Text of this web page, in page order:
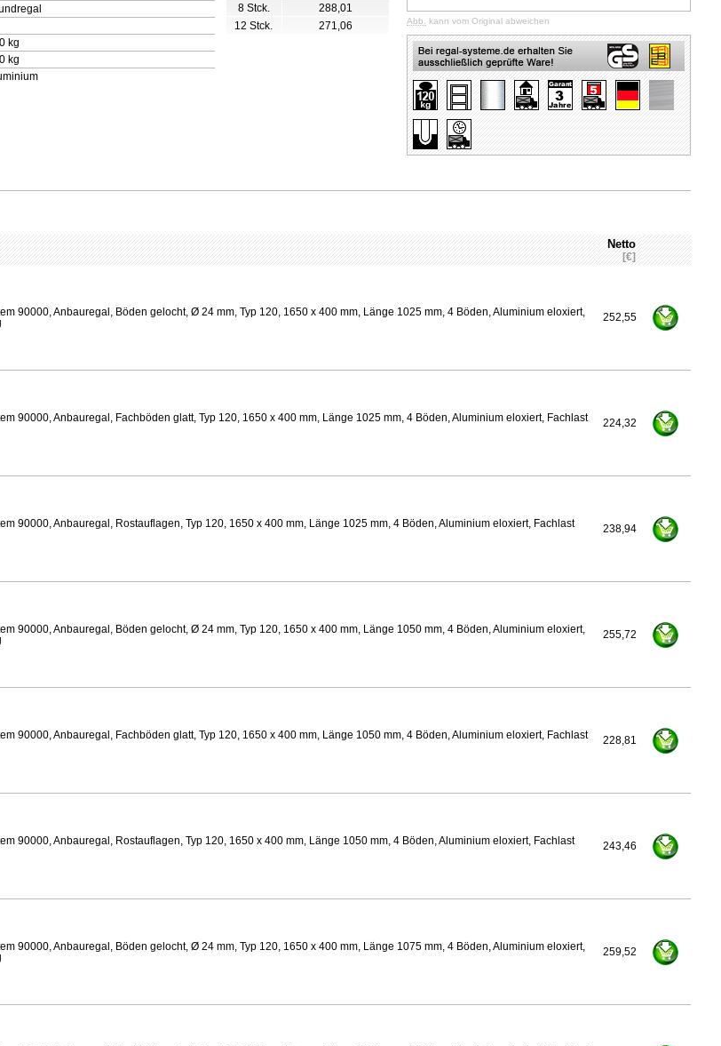
Abb. kann vom Original abweichen
8 Stck.
288,01
12 Stck.
271,06
kg
kg
Netto
[€]
90000, Anbauregal, Böden gelocht, Ø 24 mm, Typ 120, 1650 x 400 mm, Länge 1025 mm, 4 Böden, Aluminium eloxiert,
252,55
90000, Anbauregal, Fachböden glatt, Typ 120, 1650 x 400 mm, Länge 1025 mm, 4 Böden, Aluminium eloxiert, Fachlast
224,32
90000, Anbauregal, Rostauflagen, Typ 120, 1650 x 400 mm, Länge 1025 mm, 4 Böden, Aluminium eloxiert, Fachlast
238,94
90000, Anbauregal, Böden gelocht, Ø 24 mm, Typ 120, 1650 x 400 mm, Länge 1050 mm, 4 Böden, Aluminium eloxiert,
255,72
90000, Anbauregal, Fachböden glatt, Typ 120, 1650 x 400 mm, Länge 1050 mm, 4 Böden, Aluminium eloxiert, Fachlast
228,81
90000, Anbauregal, Rostauflagen, Typ 120, 1650 x 400 mm, Länge 1050 mm, 4 Böden, Aluminium eloxiert, Fachlast
243,46
90000, Anbauregal, Böden gelocht, Ø 24 mm, Typ 120, 1650 x 400 mm, Länge 1075 mm, 4 Böden, Aluminium eloxiert,
259,52